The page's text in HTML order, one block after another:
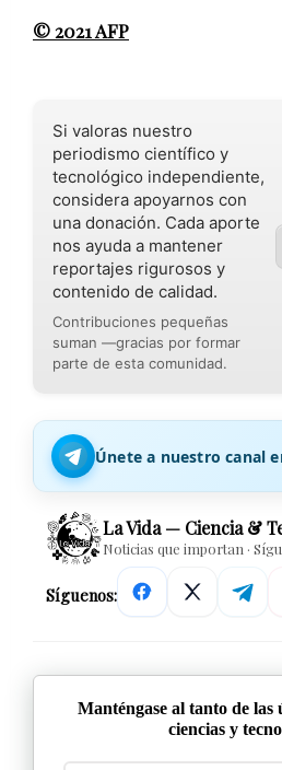
© 2021 AFP
Si valoras nuestro
periodismo científico y
tecnológico independiente,
considera apoyarnos con
una donación. Cada aporte
nos ayuda a mantener
reportajes rigurosos y
contenido de calidad.
Contribuciones pequeñas
suman —gracias por formar
parte de esta comunidad.
Únete a nuestro canal
La Vida — Ciencia &
Noticias que importan ·
Síguenos:
Manténgase al tanto de las
ciencias y